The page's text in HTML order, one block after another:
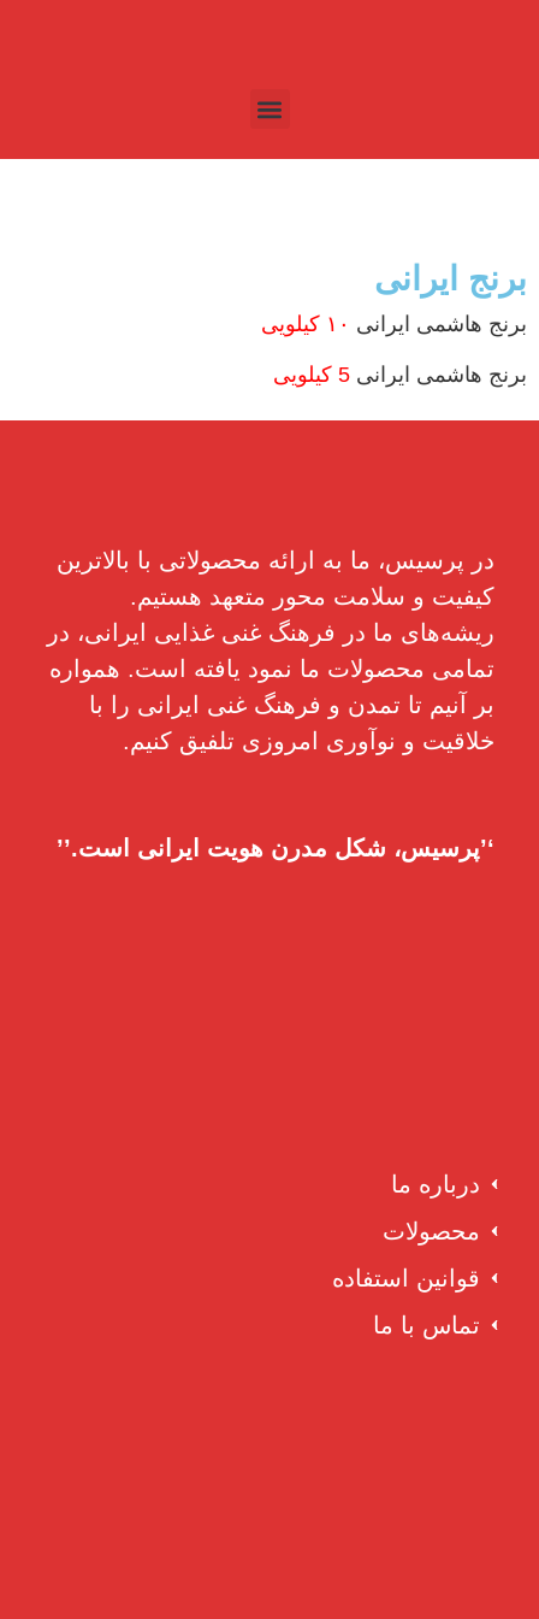
برنج ایرانی
برنج هاشمی ایرانی ۱۰ کیلویی
برنج هاشمی ایرانی 5 کیلویی
در پرسیس، ما به ارائه محصولاتی با بالاترین
کیفیت و سلامت محور متعهد هستیم.
ریشه‌های ما در فرهنگ غنی غذایی ایرانی، در
تمامی محصولات ما نمود یافته است. همواره
بر آنیم تا تمدن و فرهنگ غنی ایرانی را با
خلاقیت و نوآوری امروزی تلفیق کنیم.
‘’پرسیس، شکل مدرن هویت ایرانی است.’’
درباره ما
محصولات
قوانین استفاده
تماس با ما